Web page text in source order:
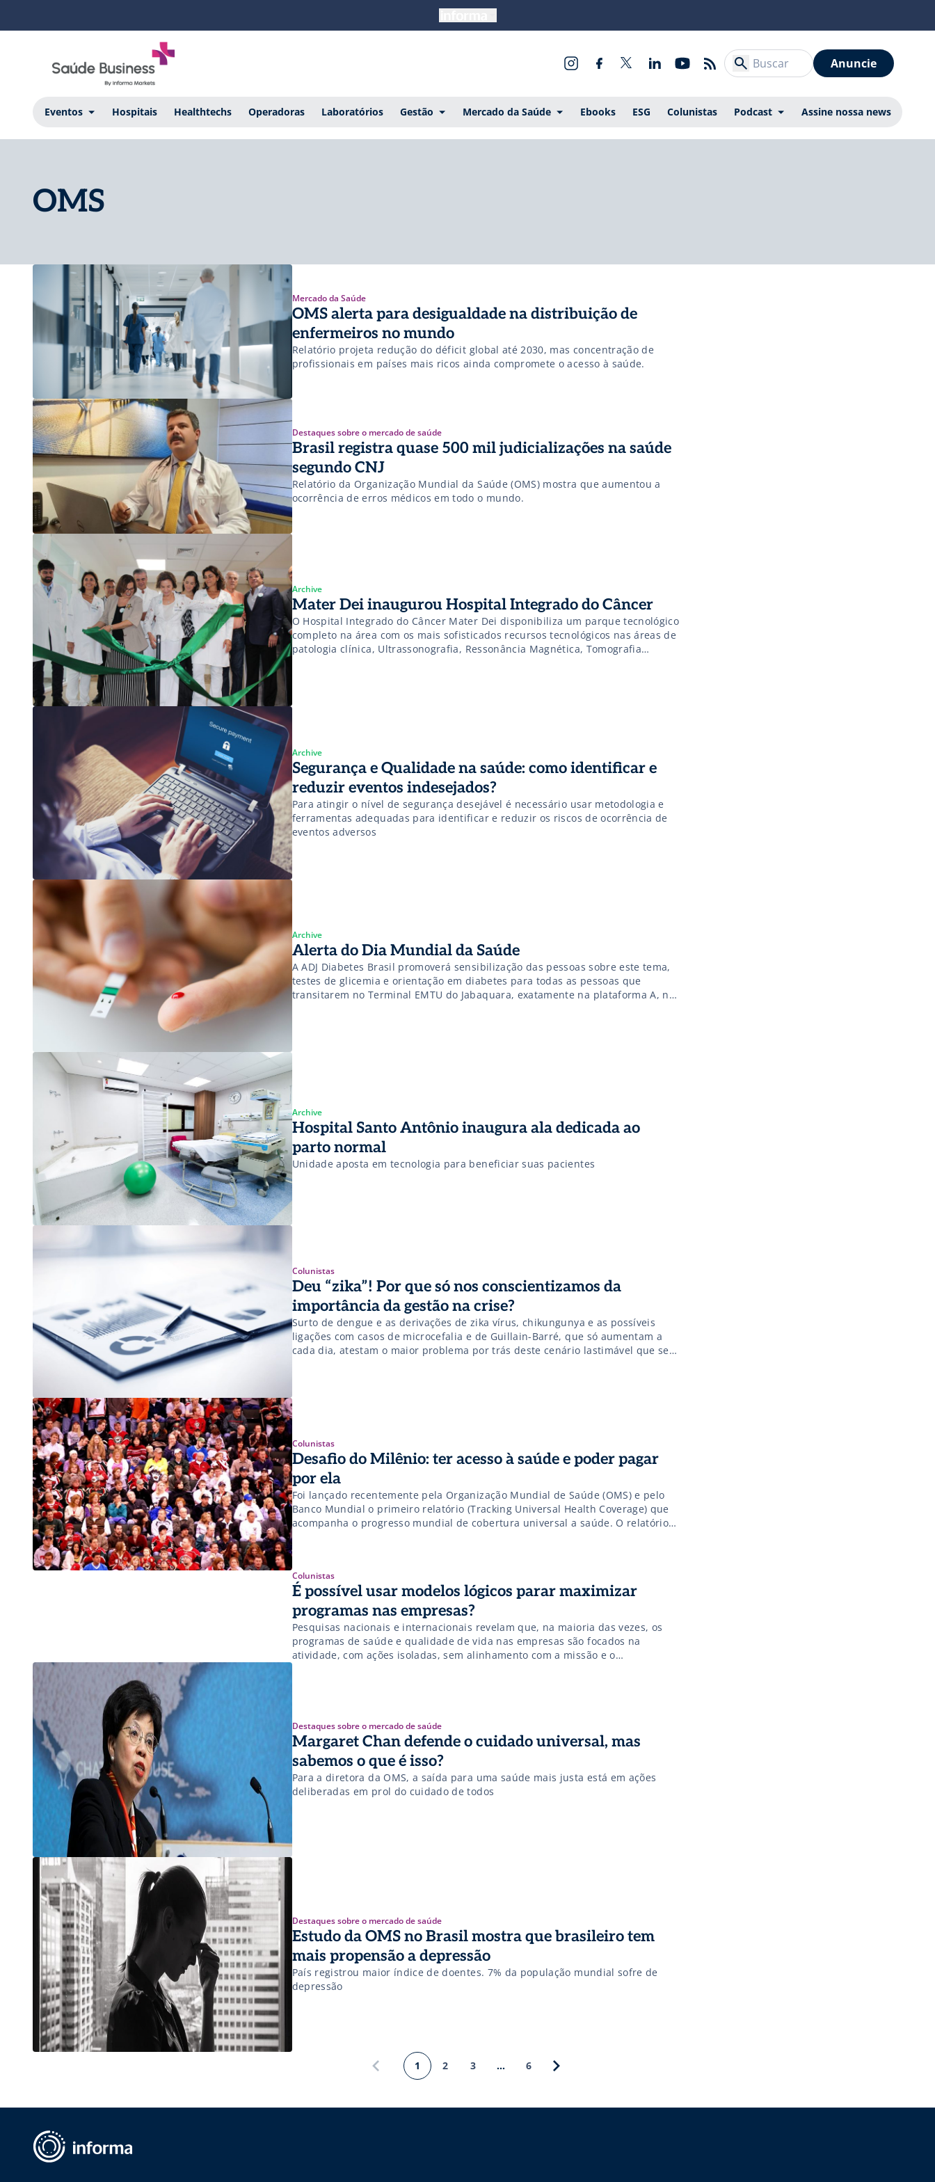
Anuncie
Eventos Hospitais Healthtechs Operadoras Laboratórios Gestão Mercado da Saúde Ebooks ESG Colunistas Podcast Assine nossa news
OMS
Mercado da Saúde
OMS alerta para desigualdade na distribuição de
enfermeiros no mundo
Relatório projeta redução do déficit global até 2030, mas concentração de
profissionais em países mais ricos ainda compromete o acesso à saúde.
Destaques sobre o mercado de saúde
Brasil registra quase 500 mil judicializações na saúde
segundo CNJ
Relatório da Organização Mundial da Saúde (OMS) mostra que aumentou a
ocorrência de erros médicos em todo o mundo.
Archive
Mater Dei inaugurou Hospital Integrado do Câncer
O Hospital Integrado do Câncer Mater Dei disponibiliza um parque tecnológico
completo na área com os mais sofisticados recursos tecnológicos nas áreas de
patologia clínica, Ultrassonografia, Ressonância Magnética, Tomografia
Archive
Segurança e Qualidade na saúde: como identificar e
reduzir eventos indesejados?
Para atingir o nível de segurança desejável é necessário usar metodologia e
ferramentas adequadas para identificar e reduzir os riscos de ocorrência de
eventos adversos
Archive
Alerta do Dia Mundial da Saúde
A ADJ Diabetes Brasil promoverá sensibilização das pessoas sobre este tema,
testes de glicemia e orientação em diabetes para todas as pessoas que
transitarem no Terminal EMTU do Jabaquara, exatamente na plataforma A, no
Archive
Hospital Santo Antônio inaugura ala dedicada ao
parto normal
Unidade aposta em tecnologia para beneficiar suas pacientes
Colunistas
Deu “zika”! Por que só nos conscientizamos da
importância da gestão na crise?
Surto de dengue e as derivações de zika vírus, chikungunya e as possíveis
ligações com casos de microcefalia e de Guillain-Barré, que só aumentam a
cada dia, atestam o maior problema por trás deste cenário lastimável que se
Colunistas
Desafio do Milênio: ter acesso à saúde e poder pagar
por ela
Foi lançado recentemente pela Organização Mundial de Saúde (OMS) e pelo
Banco Mundial o primeiro relatório (Tracking Universal Health Coverage) que
acompanha o progresso mundial de cobertura universal a saúde. O relatório
analisou 37 países, a partir de dados entre 2002 a 2012, e estimou que 400
milhões de pessoas no mundo não têm acesso […]
Colunistas
É possível usar modelos lógicos parar maximizar
programas nas empresas?
Pesquisas nacionais e internacionais revelam que, na maioria das vezes, os
programas de saúde e qualidade de vida nas empresas são focados na
atividade, com ações isoladas, sem alinhamento com a missão e o
Destaques sobre o mercado de saúde
Margaret Chan defende o cuidado universal, mas
sabemos o que é isso?
Para a diretora da OMS, a saída para uma saúde mais justa está em ações
deliberadas em prol do cuidado de todos
Destaques sobre o mercado de saúde
Estudo da OMS no Brasil mostra que brasileiro tem
mais propensão a depressão
País registrou maior índice de doentes. 7% da população mundial sofre de
depressão
1 2 3 … 6